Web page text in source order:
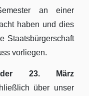
an einer
haben und dies
Staatsbürgerschaft
vorliegen.
der 23. März
über unser